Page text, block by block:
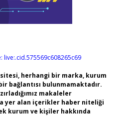
live:.cid.575569c608265c69
herhangi bir marka, kurum
bağlantısı bulunmamaktadır.
makaleler
yer alan içerikler haber niteliği
kurum ve kişiler hakkında